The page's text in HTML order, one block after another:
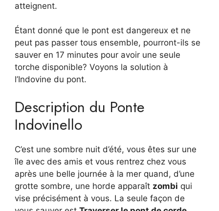
atteignent.
Étant donné que le pont est dangereux et ne
peut pas passer tous ensemble, pourront-ils se
sauver en 17 minutes pour avoir une seule
torche disponible? Voyons la solution à
l’Indovine du pont.
Description du Ponte
Indovinello
C’est une sombre nuit d’été, vous êtes sur une
île avec des amis et vous rentrez chez vous
après une belle journée à la mer quand, d’une
grotte sombre, une horde apparaît zombi qui
vise précisément à vous. La seule façon de